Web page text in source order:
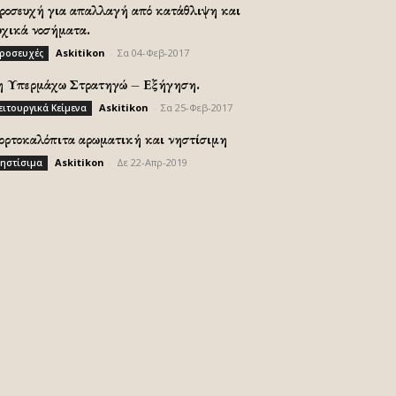
για απαλλαγή από κατάθλιψη και
νοσήματα.
Askitikon Σα 04-Φεβ-2017
Υπερμάχω Στρατηγώ – Εξήγηση.
Κείμενα Askitikon Σα 25-Φεβ-2017
αρωματική και νηστίσιμη
Askitikon Δε 22-Απρ-2019